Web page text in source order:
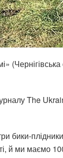
The
бики-
й ми маємо